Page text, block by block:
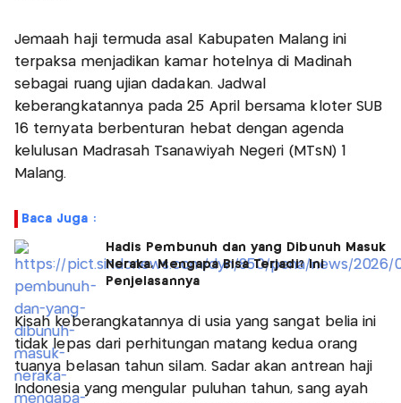
Jemaah haji termuda asal Kabupaten Malang ini
terpaksa menjadikan kamar hotelnya di Madinah
sebagai ruang ujian dadakan. Jadwal
keberangkatannya pada 25 April bersama kloter SUB
16 ternyata berbenturan hebat dengan agenda
kelulusan Madrasah Tsanawiyah Negeri (MTsN) 1
Malang.
Baca Juga :
Hadis Pembunuh dan yang Dibunuh Masuk
Neraka, Mengapa Bisa Terjadi? Ini
Penjelasannya
Kisah keberangkatannya di usia yang sangat belia ini
tidak lepas dari perhitungan matang kedua orang
tuanya belasan tahun silam. Sadar akan antrean haji
Indonesia yang mengular puluhan tahun, sang ayah